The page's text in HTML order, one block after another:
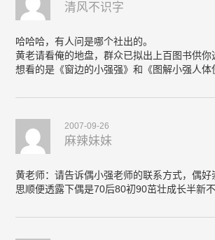
清风不识字
哈哈哈，有人问是哪个社出的。
黄老请看俺的地盘，群众已拟出上百图书供
想看的是《窗边的小强强》和《图解小强人体
2007-09-26
麻辣妹妹
黄老师：请告诉偶小强老师的联系方式，偶好
思顺便透露下偶是70后80初90茁壮成长半新